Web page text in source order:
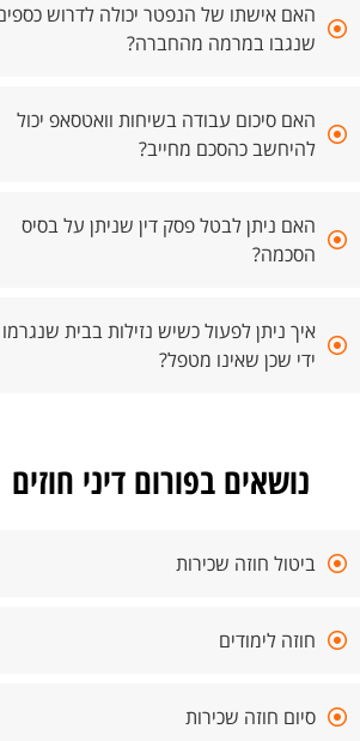
האם אישתו של הנפטר יכולה לדרוש
שנגבו במרמה מהחברה?
האם סיכום עבודה בשיחות וואטסאפ יכול
להיחשב כהסכם מחייב?
האם ניתן לבטל פסק דין שניתן על בסיס
הסכמה?
איך ניתן לפעול כשיש נזילות בבית
ידי שכן שאינו מטפל?
נושאים בפורום דיני חוזים
ביטול חוזה שכירות
חוזה לימודים
סיום חוזה שכירות